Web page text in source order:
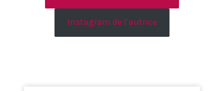
Instagram de l’autrice